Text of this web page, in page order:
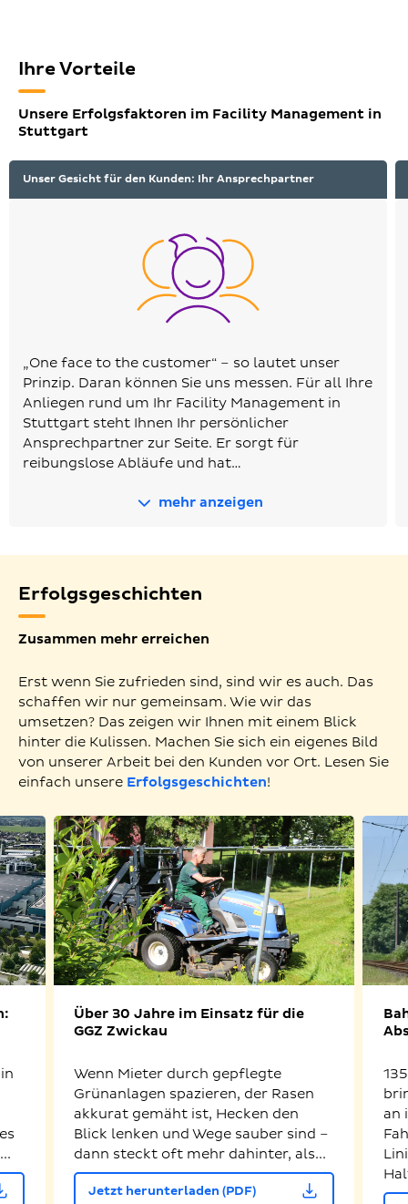
Ihre Vorteile
Unsere Erfolgsfaktoren im Facility Management in
Stuttgart
Unser Gesicht für den Kunden: Ihr Ansprechpartner
„One face to the customer“ – so lautet unser
Prinzip. Daran können Sie uns messen. Für all Ihre
Anliegen rund um Ihr Facility Management in
Stuttgart steht Ihnen Ihr persönlicher
Ansprechpartner zur Seite. Er sorgt für
reibungslose Abläufe und hat…
mehr anzeigen
Erfolgsgeschichten
Zusammen mehr erreichen
Erst wenn Sie zufrieden sind, sind wir es auch. Das
schaffen wir nur gemeinsam. Wie wir das
umsetzen? Das zeigen wir Ihnen mit einem Blick
hinter die Kulissen. Machen Sie sich ein eigenes Bild
von unserer Arbeit bei den Kunden vor Ort. Lesen Sie
einfach unsere Erfolgsgeschichten!
Über 30 Jahre im Einsatz für die
GGZ Zwickau
Wenn Mieter durch gepflegte
Grünanlagen spazieren, der Rasen
akkurat gemäht ist, Hecken den
Blick lenken und Wege sauber sind –
dann steckt oft mehr dahinter, als...
Jetzt herunterladen (PDF)
an